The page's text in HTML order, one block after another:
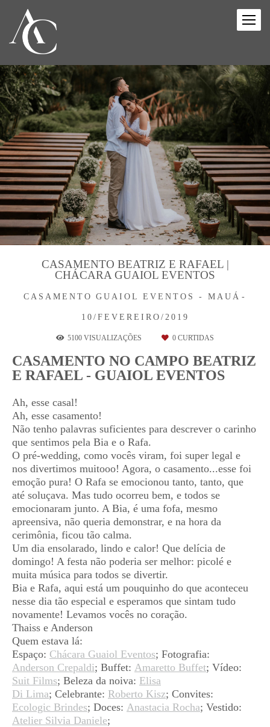
CASAMENTO GUAIOL EVENTOS - MAUÁ
10/FEVEREIRO/2019
CASAMENTO BEATRIZ E RAFAEL |
CHÁCARA GUAIOL EVENTOS
5100 VISUALIZAÇÕES 0 CURTIDAS
CASAMENTO NO CAMPO BEATRIZ
E RAFAEL - GUAIOL EVENTOS
Ah, esse casal!
Ah, esse casamento!
Não tenho palavras suficientes para descrever o carinho
que sentimos pela Bia e o Rafa.
O pré-wedding, como vocês viram, foi super legal e
nos divertimos muitooo! Agora, o casamento...esse foi
emoção pura! O Rafa se emocionou tanto, tanto, que
até soluçava. Mas tudo ocorreu bem, e todos se
emocionaram junto. A Bia, é uma fofa, mesmo
apreensiva, não queria demonstrar, e na hora da
cerimônia, ficou tão calma.
Um dia ensolarado, lindo e calor! Que delícia de
domingo! A festa não poderia ser melhor: picolé e
muita música para todos se divertir.
Bia e Rafa, aqui está um pouquinho do que aconteceu
nesse dia tão especial e esperamos que sintam tudo
novamente! Levamos vocês no coração.
Thaiss e Anderson
Quem estava lá:
Espaço: Chácara Guaiol Eventos; Fotografia:
Anderson Crepaldi; Buffet: Amaretto Buffet; Vídeo:
Suit Films; Beleza da noiva: Elisa
Di Lima; Celebrante: Roberto Kisz; Convites:
Ecologic Brindes; Doces: Anastacia Rocha; Vestido:
Atelier Silvia Daniele;